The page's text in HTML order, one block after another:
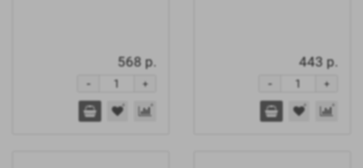
568 р.
+
-
443 р.
+
-